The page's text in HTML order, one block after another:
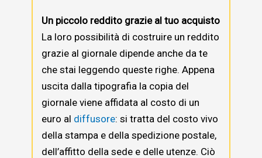
Un piccolo reddito grazie al tuo acquisto
La loro possibilità di costruire un reddito
grazie al giornale dipende anche da te
che stai leggendo queste righe. Appena
uscita dalla tipografia la copia del
giornale viene affidata al costo di un
euro al diffusore: si tratta del costo vivo
della stampa e della spedizione postale,
dell’affitto della sede e delle utenze. Ciò